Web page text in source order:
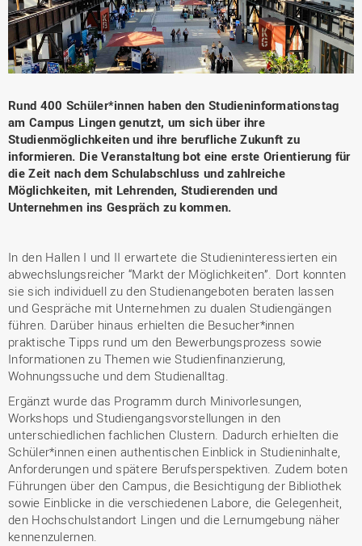
Rund 400 Schüler*innen haben den Studieninformationstag
am Campus Lingen genutzt, um sich über ihre
Studienmöglichkeiten und ihre berufliche Zukunft zu
informieren. Die Veranstaltung bot eine erste Orientierung für
die Zeit nach dem Schulabschluss und zahlreiche
Möglichkeiten, mit Lehrenden, Studierenden und
Unternehmen ins Gespräch zu kommen.
In den Hallen I und II erwartete die Studieninteressierten ein
abwechslungsreicher “Markt der Möglichkeiten”. Dort konnten
sie sich individuell zu den Studienangeboten beraten lassen
und Gespräche mit Unternehmen zu dualen Studiengängen
führen. Darüber hinaus erhielten die Besucher*innen
praktische Tipps rund um den Bewerbungsprozess sowie
Informationen zu Themen wie Studienfinanzierung,
Wohnungssuche und dem Studienalltag.
Ergänzt wurde das Programm durch Minivorlesungen,
Workshops und Studiengangsvorstellungen in den
unterschiedlichen fachlichen Clustern. Dadurch erhielten die
Schüler*innen einen authentischen Einblick in Studieninhalte,
Anforderungen und spätere Berufsperspektiven. Zudem boten
Führungen über den Campus, die Besichtigung der Bibliothek
sowie Einblicke in die verschiedenen Labore, die Gelegenheit,
den Hochschulstandort Lingen und die Lernumgebung näher
kennenzulernen.